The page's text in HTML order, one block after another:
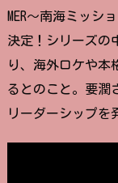
MER〜南海ミッシ
決定！シリーズの
り、海外ロケや本
るとのこと。要潤
リーダーシップを